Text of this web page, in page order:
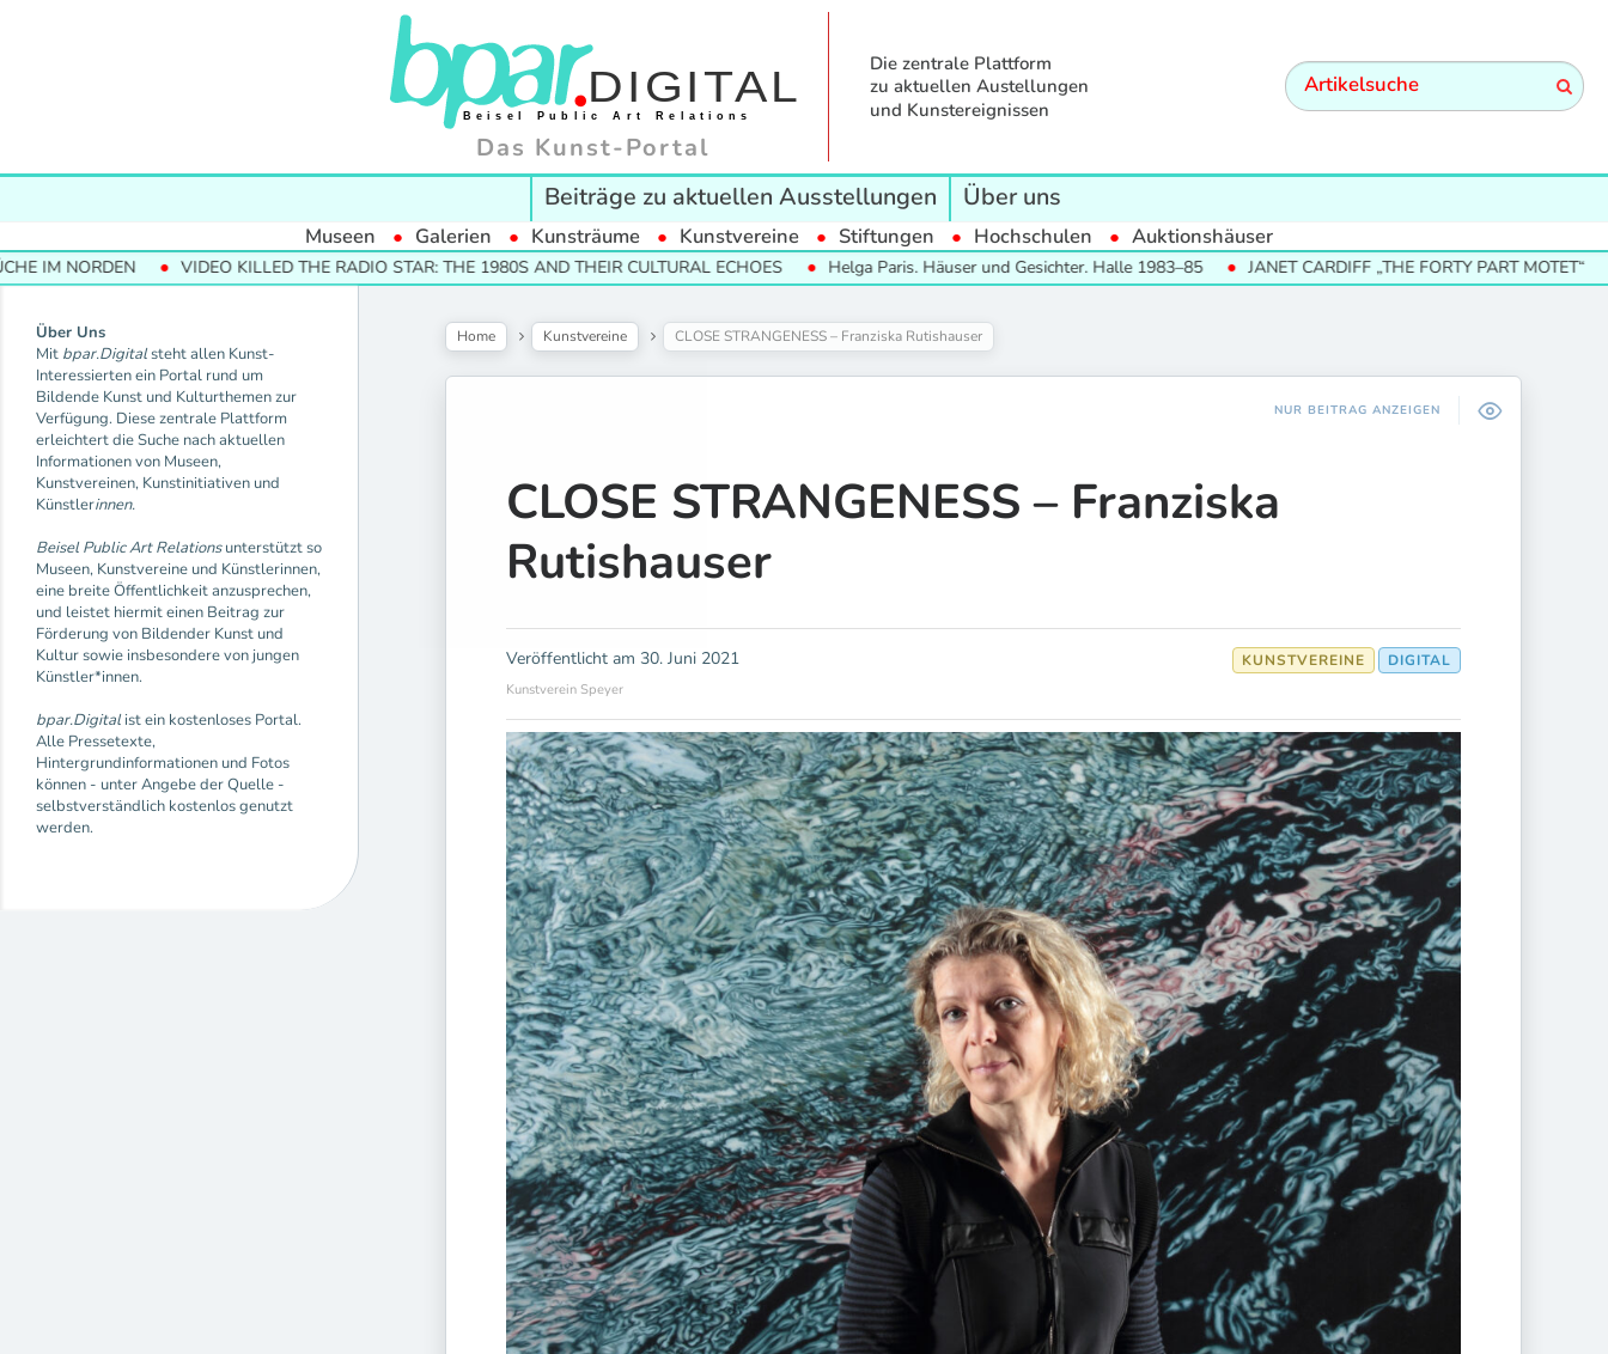
Das Kunst-Portal
Die zentrale Plattform
zu aktuellen Austellungen
und Kunstereignissen
Beiträge zu aktuellen Ausstellungen Über uns
Museen Galerien Kunsträume Kunstvereine Stiftungen Hochschulen Auktionshäuser
VIDEO KILLED THE RADIO STAR: THE 1980S AND THEIR CULTURAL ECHOES Helga Paris. Häuser und Gesichter. Halle 1983–85 JANET CARDIFF „THE FORTY PART MOTET“
Über Uns
Mit bpar.Digitalsteht allen Kunst-
Interessierten ein Portal rund um
Bildende Kunst und Kulturthemen zur
Verfügung. Diese zentrale Plattform
erleichtert die Suche nach aktuellen
Informationen von Museen,
Kunstvereinen, Kunstinitiativen und
Künstlerinnen.
Beisel Public Art Relationsunterstützt so
Museen, Kunstvereine und Künstlerinnen,
eine breite Öffentlichkeit anzusprechen,
und leistet hiermit einen Beitrag zur
Förderung von Bildender Kunst und
Kultur sowie insbesondere von jungen
Künstler*innen.
bpar.Digitalist ein kostenloses Portal.
Alle Pressetexte,
Hintergrundinformationen und Fotos
können - unter Angebe der Quelle -
selbstverständlich kostenlos genutzt
werden.
Home Kunstvereine CLOSE STRANGENESS – Franziska Rutishauser
NUR BEITRAG ANZEIGEN
CLOSE STRANGENESS – Franziska
Rutishauser
Veröffentlicht am 30. Juni 2021 DIGITAL
KUNSTVEREINE
Kunstverein Speyer